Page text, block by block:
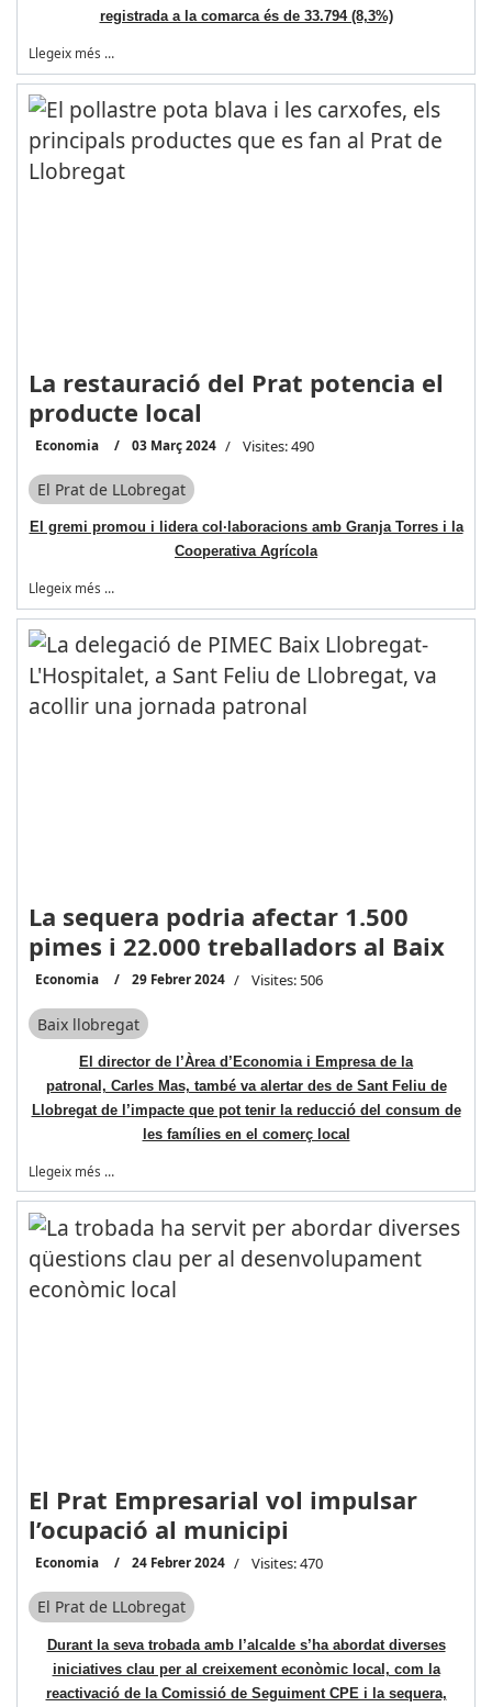
registrada a la comarca és de 33.794 (8,3%)
Llegeix més …
La restauració del Prat potencia el
producte local
Economia 03 Març 2024 Visites: 490
El Prat de LLobregat
El gremi promou i lidera col·laboracions amb Granja Torres i la
Cooperativa Agrícola
Llegeix més …
La sequera podria afectar 1.500
pimes i 22.000 treballadors al Baix
Economia 29 Febrer 2024 Visites: 506
Baix llobregat
El director de l’Àrea d’Economia i Empresa de la
patronal, Carles Mas, també va alertar des de Sant Feliu de
Llobregat de l’impacte que pot tenir la reducció del consum de
les famílies en el comerç local
Llegeix més …
El Prat Empresarial vol impulsar
l’ocupació al municipi
Economia 24 Febrer 2024 Visites: 470
El Prat de LLobregat
Durant la seva trobada amb l’alcalde s’ha abordat diverses
iniciatives clau per al creixement econòmic local, com la
reactivació de la Comissió de Seguiment CPE i la sequera,